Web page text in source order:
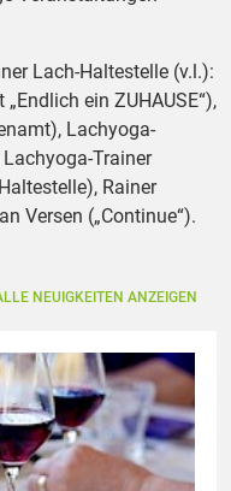
Lach-Haltestelle (v.l.):
ein ZUHAUSE“),
Lachyoga-
Trainer
Rainer
Versen („Continue“).
NEUIGKEITEN ANZEIGEN